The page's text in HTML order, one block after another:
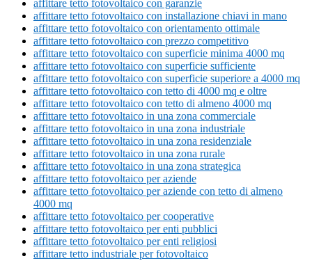
affittare tetto fotovoltaico con garanzie
affittare tetto fotovoltaico con installazione chiavi in mano
affittare tetto fotovoltaico con orientamento ottimale
affittare tetto fotovoltaico con prezzo competitivo
affittare tetto fotovoltaico con superficie minima 4000 mq
affittare tetto fotovoltaico con superficie sufficiente
affittare tetto fotovoltaico con superficie superiore a 4000 mq
affittare tetto fotovoltaico con tetto di 4000 mq e oltre
affittare tetto fotovoltaico con tetto di almeno 4000 mq
affittare tetto fotovoltaico in una zona commerciale
affittare tetto fotovoltaico in una zona industriale
affittare tetto fotovoltaico in una zona residenziale
affittare tetto fotovoltaico in una zona rurale
affittare tetto fotovoltaico in una zona strategica
affittare tetto fotovoltaico per aziende
affittare tetto fotovoltaico per aziende con tetto di almeno
4000 mq
affittare tetto fotovoltaico per cooperative
affittare tetto fotovoltaico per enti pubblici
affittare tetto fotovoltaico per enti religiosi
affittare tetto industriale per fotovoltaico